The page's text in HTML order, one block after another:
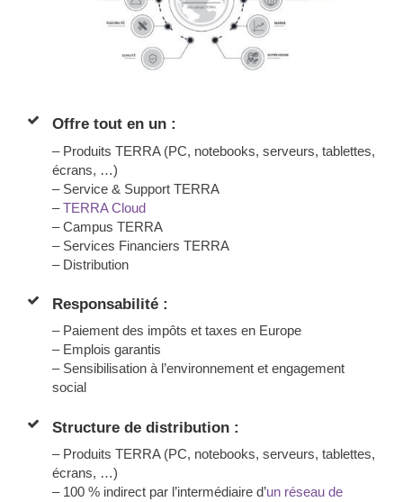
Offre tout en un :
– Produits TERRA (PC, notebooks, serveurs, tablettes,
écrans, …)
– Service & Support TERRA
–TERRA Cloud
– Campus TERRA
– Services Financiers TERRA
– Distribution
Responsabilité :
– Paiement des impôts et taxes en Europe
– Emplois garantis
– Sensibilisation à l’environnement et engagement
social
Structure de distribution :
– Produits TERRA (PC, notebooks, serveurs, tablettes,
écrans, …)
– 100 % indirect par l’intermédiaire d’un réseau de